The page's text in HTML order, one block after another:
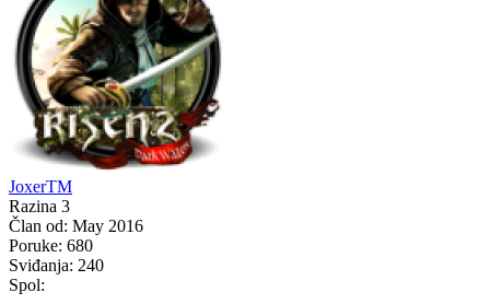
JoxerTM
Razina 3
Član od: May 2016
Poruke: 680
Sviđanja: 240
Spol: